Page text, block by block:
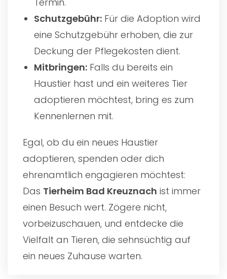
Schutzgebühr: Für die Adoption wird
eine Schutzgebühr erhoben, die zur
Deckung der Pflegekosten dient.
Mitbringen: Falls du bereits ein
Haustier hast und ein weiteres Tier
adoptieren möchtest, bring es zum
Kennenlernen mit.
Egal, ob du ein neues Haustier
adoptieren, spenden oder dich
ehrenamtlich engagieren möchtest:
Das Tierheim Bad Kreuznach ist immer
einen Besuch wert. Zögere nicht,
vorbeizuschauen, und entdecke die
Vielfalt an Tieren, die sehnsüchtig auf
ein neues Zuhause warten.